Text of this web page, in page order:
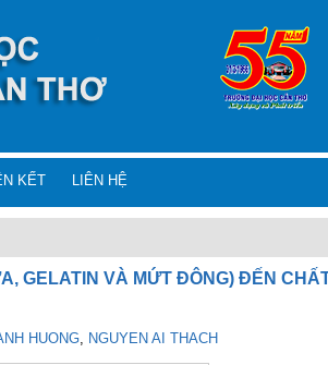
KẾT LIÊN HỆ
GELATIN VÀ MỨT ĐÔNG) ĐẾN
HUONG, NGUYEN AI THACH